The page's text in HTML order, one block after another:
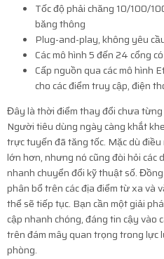
Tốc độ phải chăng 10/100/
băng thông
Plug-and-play, không yêu
Các mô hình 5 đến 24 cổng
Cấp nguồn qua các mô hình
cho các điểm truy cập, điện
Đây là thời điểm thay đổi chưa
Người tiêu dùng ngày càng khắt
trực tuyến đã tăng tốc. Mặc dù
lớn hơn, nhưng nó cũng đòi hỏi các
nhanh chuyển đổi kỹ thuật số.
phân bổ trên các địa điểm từ xa và
thể sẽ tiếp tục. Bạn cần một giải
cập nhanh chóng, đáng tin cậy vào
trên đám mây quan trọng trong lực
phòng.